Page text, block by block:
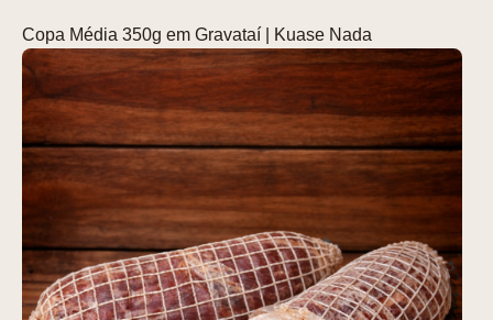
Copa Média 350g em Gravataí | Kuase Nada